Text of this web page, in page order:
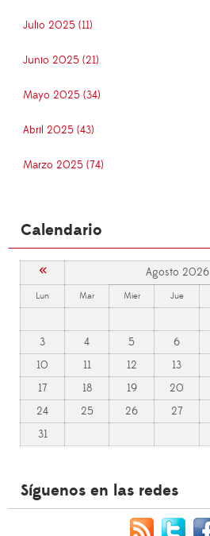
Julio 2025 (11)
Junio 2025 (21)
Mayo 2025 (34)
Abril 2025 (43)
Marzo 2025 (74)
Calendario
« Agosto 2026
Lun Mar Mier Jue
3
4 5 6
10
11 12 13
17
18 19 20
24
25 26 27
31
Síguenos en las redes